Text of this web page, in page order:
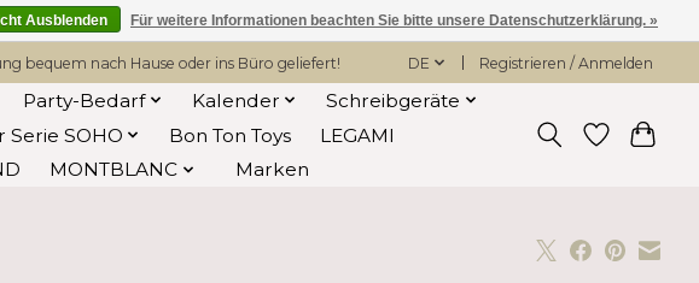
bequem nach Hause oder ins Büro geliefert! DE Registrieren / Anmelden
Party-Bedarf Kalender
Schreibgeräte
Serie SOHO Bon Ton Toys
LEGAMI
MONTBLANC Marken
Ausblenden Für weitere Informationen beachten Sie bitte unsere Datenschutzerklärung. »